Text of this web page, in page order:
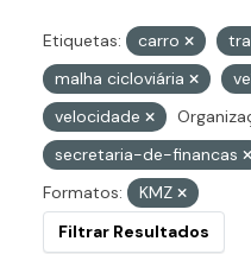
Etiquetas: carro
malha cicloviária
velocidade
secretaria-de-financas
Formatos:
KMZ
Filtrar Resultados